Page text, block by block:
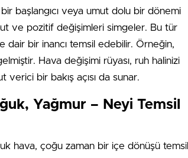
başlangıcı veya umut dolu bir dönemi
ve pozitif değişimleri simgeler. Bu tür
dair bir inancı temsil edebilir. Örneğin,
Hava değişimi rüyası, ruh halinizi
verici bir bakış açısı da sunar.
Yağmur – Neyi Temsil
hava, çoğu zaman bir içe dönüşü temsil